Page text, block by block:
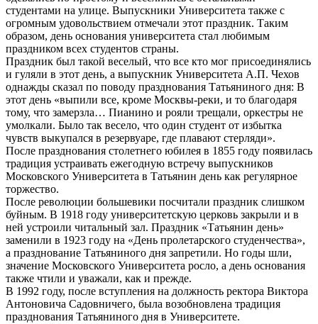
студентами на улице. Выпускники Университета также с
огромным удовольствием отмечали этот праздник. Таким
образом, день основания университета стал любимым
праздником всех студентов страны.
Праздник был такой веселый, что все кто мог присоединялись
и гуляли в этот день, а выпускник Университета А.П. Чехов
однажды сказал по поводу празднования Татьяниного дня: В
этот день «выпили все, кроме Москвы-реки, и то благодаря
тому, что замерзла… Пианино и рояли трещали, оркестры не
умолкали. Было так весело, что один студент от избытка
чувств выкупался в резервуаре, где плавают стерляди».
После празднования столетнего юбилея в 1855 году появилась
традиция устраивать ежегодную встречу выпускников
Московского Университета в Татьянин день как регулярное
торжество.
После революции большевики посчитали праздник слишком
буйным. В 1918 году университетскую церковь закрыли и в
ней устроили читальный зал. Праздник «Татьянин день»
заменили в 1923 году на «День пролетарского студенчества»,
а празднование Татьяниного дня запретили. Но годы шли,
значение Московского Университета росло, а день основания
также чтили и уважали, как и прежде.
В 1992 году, после вступления на должность ректора Виктора
Антоновича Садовничего, была возобновлена традиция
празднования Татьяниного дня в Университете.